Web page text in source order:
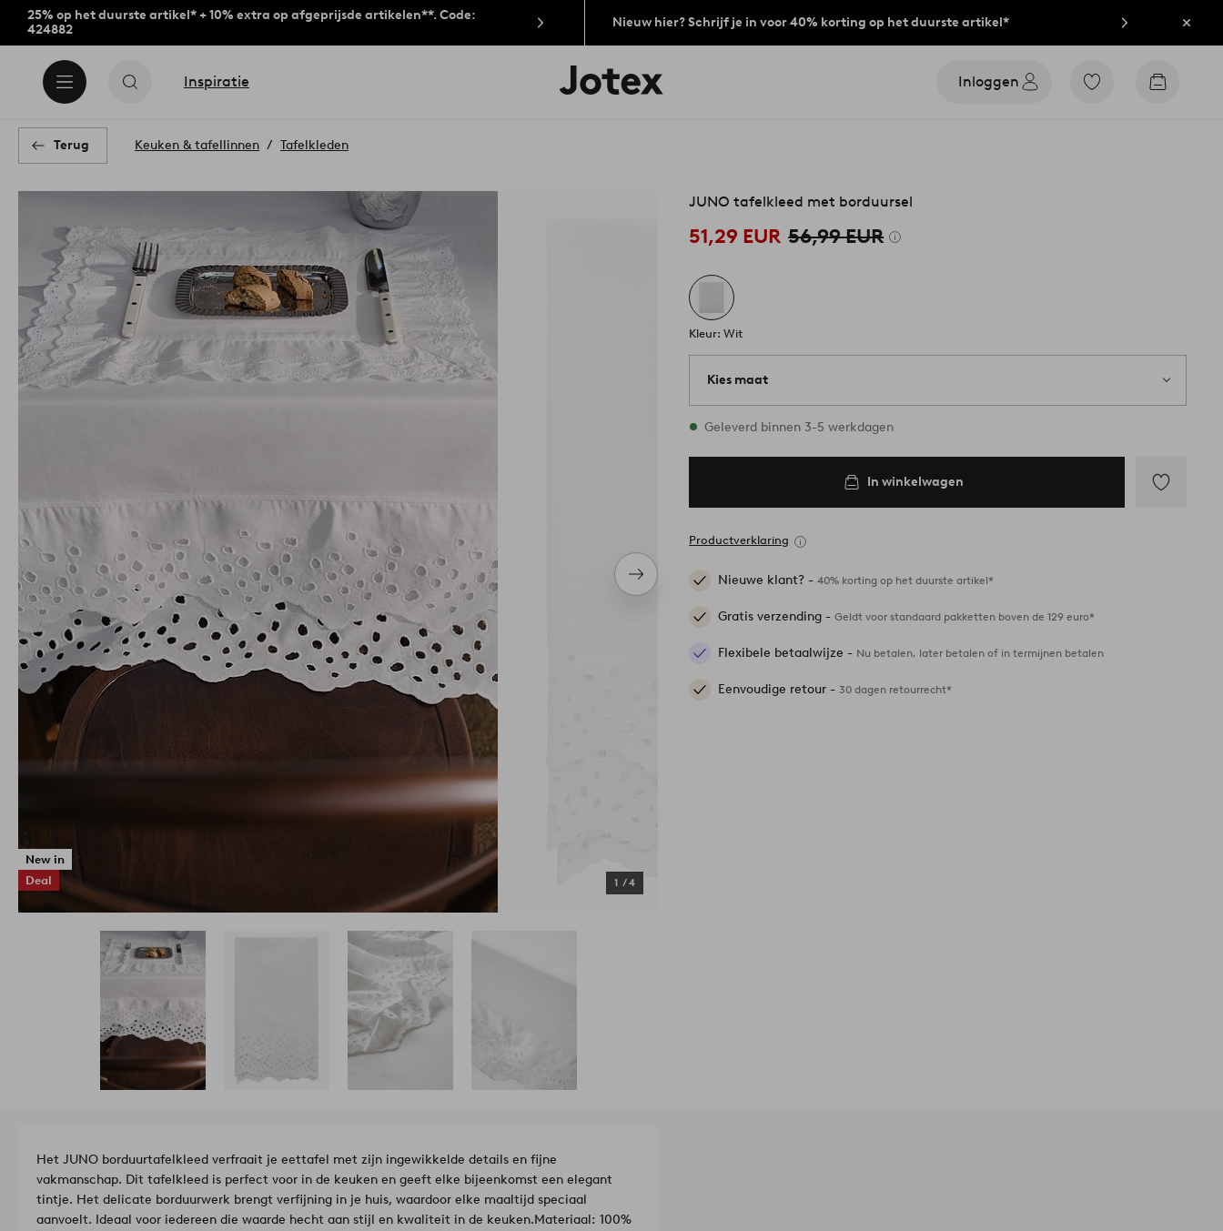
25% op het duurste artikel* + 10% extra op afgeprijsde artikelen**. Code:
424882
Nieuw hier? Schrijf je in voor 40% korting op het duurste artikel*
Inspiratie
Jotex
logo
Inloggen
Ga
Go
Terug Keuken & tafellinnen Tafelkleden
Volgend
item
New in
Deal
1 /4
JUNO tafelkleed met borduursel
51,29 EUR 56,99 EUR
Kleur: Wit
Kies maat
4 maten op voorraad
Geleverd binnen 3-5 werkdagen
In winkelwagen
Productverklaring
Nieuwe klant? -40% korting op het duurste artikel*
Gratis verzending -Geldt voor standaard pakketten boven de 129 euro*
Flexibele betaalwijze - Nu betalen, later betalen of in termijnen betalen
Eenvoudige retour -30 dagen retourrecht*
Het JUNO borduurtafelkleed verfraait je eettafel met zijn ingewikkelde details en fijne
vakmanschap. Dit tafelkleed is perfect voor in de keuken en geeft elke bijeenkomst een elegant
tintje. Het delicate borduurwerk brengt verfijning in je huis, waardoor elke maaltijd speciaal
aanvoelt. Ideaal voor iedereen die waarde hecht aan stijl en kwaliteit in de keuken.Materiaal: 100%